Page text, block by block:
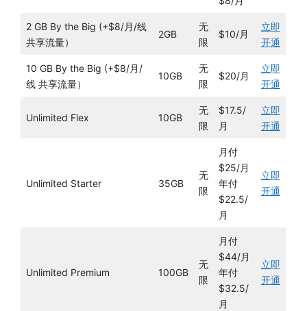
2 GB By the Big (+$8/月/线
共享流量）
2GB
无
限
$10/月
立即
开通
10 GB By the Big (+$8/月/
线 共享流量）
10GB
无
限
$20/月
立即
开通
Unlimited Flex 10GB
无
限
$17.5/
月
立即
开通
Unlimited Starter 35GB
无
限
月付
$25/月
年付
$22.5/
月
立即
开通
Unlimited Premium 100GB
无
限
月付
$44/月
年付
$32.5/
月
立即
开通